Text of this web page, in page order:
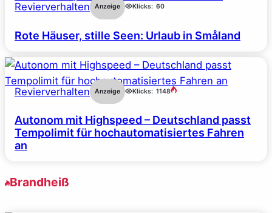
Revierverhalten Anzeige Klicks: 60
Rote Häuser, stille Seen: Urlaub in Småland
Revierverhalten Anzeige Klicks: 1148
Autonom mit Highspeed – Deutschland passt
Tempolimit für hochautomatisiertes Fahren
an
Brandheiß